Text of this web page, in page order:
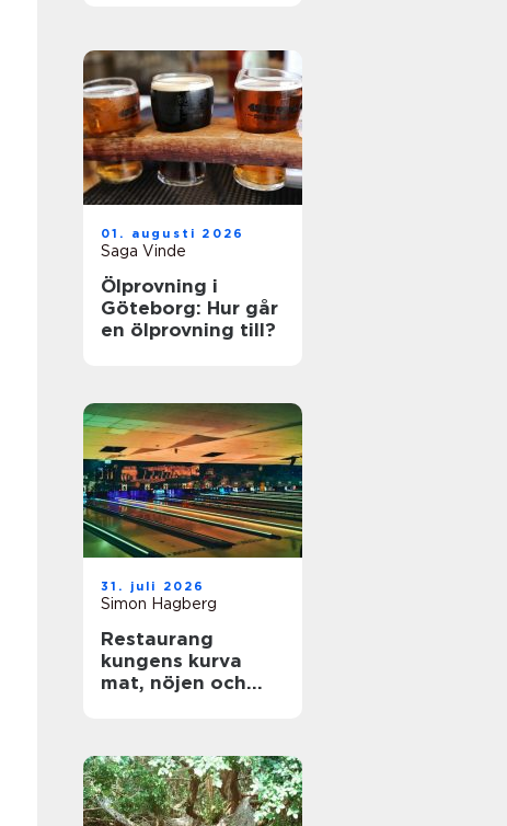
01. augusti 2026
Saga Vinde
Ölprovning i
Göteborg: Hur går
en ölprovning till?
31. juli 2026
Simon Hagberg
Restaurang
kungens kurva
mat, nöjen och